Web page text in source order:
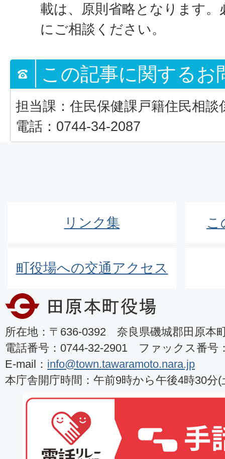
載は、原則省略となります。
にご相談ください。
この記事に関するお
担当課：住民保健課戸籍住民相談
電話：0744-34-2087
リンク集 こ
町役場への交通アクセス
所在地：〒636-0392 奈良県磯城郡田原本
電話番号：0744-32-2901 ファックス番号
E-mail： info@town.tawaramoto.nara.jp
本庁舎開庁時間：午前9時から午後4時30分